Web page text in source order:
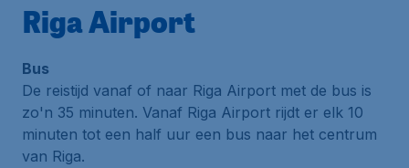
Riga Airport
Bus
De reistijd vanaf of naar Riga Airport met de bus is
zo'n 35 minuten. Vanaf Riga Airport rijdt er elk 10
minuten tot een half uur een bus naar het centrum
van Riga.